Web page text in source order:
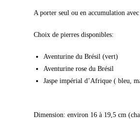
A porter seul ou en accumulation avec
Choix de pierres disponibles:
Aventurine du Brésil (vert)
Aventurine rose du Brésil
Jaspe impérial d’Afrique ( bleu,
Dimension: environ 16 à 19,5 cm